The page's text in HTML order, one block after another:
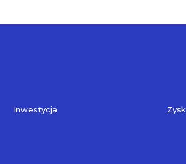
Inwestycja Zysk